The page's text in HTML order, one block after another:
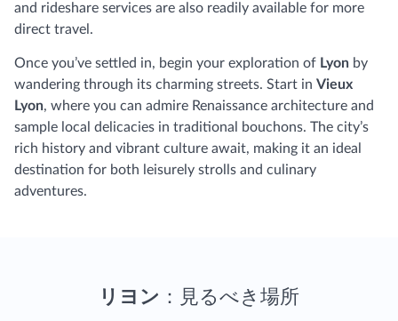
and rideshare services are also readily available for more
direct travel.
Once you’ve settled in, begin your exploration of Lyon by
wandering through its charming streets. Start in Vieux
Lyon, where you can admire Renaissance architecture and
sample local delicacies in traditional bouchons. The city’s
rich history and vibrant culture await, making it an ideal
destination for both leisurely strolls and culinary
adventures.
リヨン ：見るべき場所